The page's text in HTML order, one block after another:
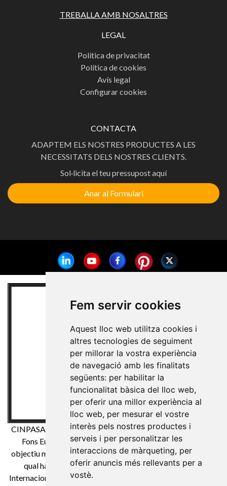
Fem servir cookies
Aquest lloc web utilitza cookies i
altres tecnologies de seguiment
per millorar la vostra experiència
de navegació amb les finalitats
següents: per habilitar la
funcionalitat bàsica del lloc web,
per oferir una millor experiència al
lloc web, per mesurar el vostre
interès pels nostres productes i
serveis i per personalitzar les
interaccions de màrqueting, per
oferir anuncis més rellevants per a
vostè.
TREBALLA AMB NOSALTRES
LEGAL
Política de privacitat
Política de cookies
Avís legal
Configurar cookies
CONTACTA
ADAPTEM ELS NOSTRES PRODUCTES A LES
NECESSITATS DELS NOSTRES CLIENTS.
Sol·licita el teu pressupost aquí
Anar al Formulari
CINPASA Cintes i Passamaneria SA ha estat beneficiària de
Fons Europeu de Desenvolupament Regional té com a
objectiu millorar la competitivitat de les Pimes i gràcies a el
qual ha posat en marxa un Pla de Màrqueting Digital
Internacional amb l'objectiu de millorar el seu posicionament